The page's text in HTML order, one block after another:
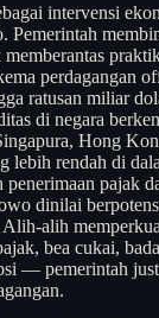
intervensi
Pemerintah
memberantas
perdagangan
ratusan miliar
di negara
Hong
lebih rendah di
penerimaan pajak
dinilai
alih
bea cukai,
— pemerintah